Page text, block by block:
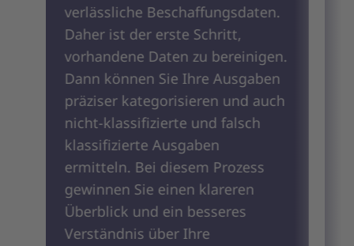
verlässliche Beschaffungsdaten.
Daher ist der erste Schritt,
vorhandene Daten zu bereinigen.
Dann können Sie Ihre Ausgaben
präziser kategorisieren und auch
nicht-klassifizierte und falsch
klassifizierte Ausgaben
ermitteln. Bei diesem Prozess
gewinnen Sie einen klareren
Überblick und ein besseres
Verständnis über Ihre